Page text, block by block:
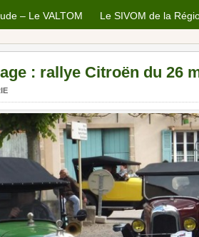
– Le VALTOM Le SIVOM de la
: rallye Citroën du 26